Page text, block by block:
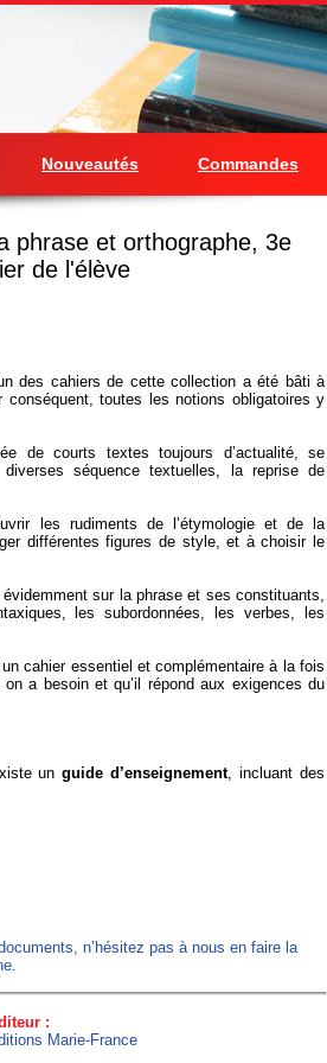
Nouveautés Commandes
phrase et orthographe, 3e
de l'élève
des cahiers de cette collection a été bâti à
toutes les notions obligatoires y
de courts textes toujours d’actualité, se
diverses séquence textuelles, la reprise de
les rudiments de l’étymologie et de la
différentes figures de style, et à choisir le
sur la phrase et ses constituants,
les subordonnées, les verbes, les
cahier essentiel et complémentaire à la fois
a besoin et qu’il répond aux exigences du
un guide d’enseignement, incluant des
n’hésitez pas à nous en faire la
:
Marie-France